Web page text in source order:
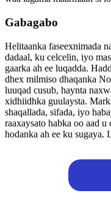
Gabagabo
Helitaanka faseexnimada
dadaal, ku celcelin, iyo
gaarka ah ee luqadda.
dhex milmiso dhaqanka
luuqad cusub, haynta
xidhiidhka guulaysta.
shaqallada, sifada, iyo
raaxaysato habka oo aad u
hodanka ah ee ku sugaya.